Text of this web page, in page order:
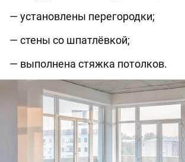
— установлены перегородки;
— стены со шпатлёвкой;
— выполнена стяжка потолков.